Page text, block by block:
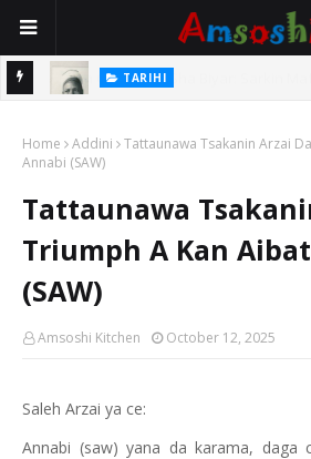
TARIHI
Usman Kure Bungudu
Home Addini
Tattaunawa Tsakanin Arzai
Annabi (SAW)
Tattaunawa
Triumph A Kan
(SAW)
Amsoshi Kitchen October 12, 2025
Saleh Arzai ya ce:
Annabi (saw) yana da karama, daga